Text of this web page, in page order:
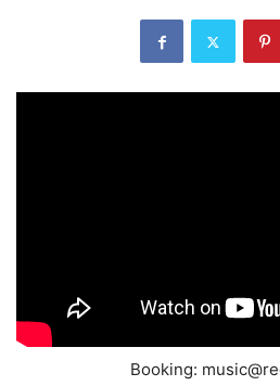
Booking: